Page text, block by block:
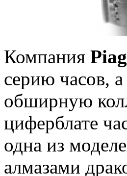
Компания
серию часов,
обширную
циферблате
одна из
алмазами